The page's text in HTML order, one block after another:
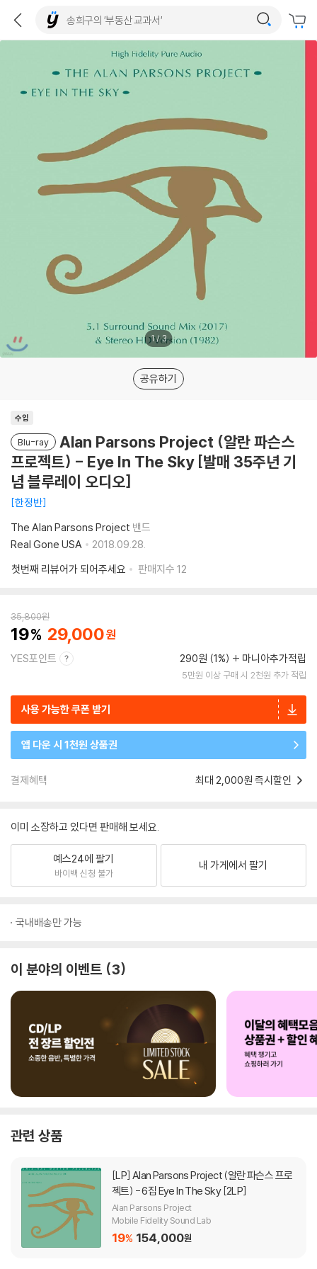
1/3
공유하기
수입
Blu-ray
Alan Parsons Project (알란 파슨스
프로젝트) - Eye In The Sky [발매 35주년 기
념 블루레이 오디오]
한정반
The Alan Parsons Project 밴드
Real Gone USA
2018.09.28.
첫번째 리뷰어가 되어주세요
판매지수 12
35,800원
19 29,000
YES포인트 290원 (1%) 마니아추가적립
5만원 이상 구매 시 2천원 추가 적립
사용 가능한 쿠폰 받기
앱 다운 시 1천원 상품권
결제혜택 최대 2,000원 즉시할인
이미 소장하고 있다면 판매해 보세요.
예스24에 팔기
바이백 신청 불가
내 가게에서 팔기
국내배송만 가능
이 분야의 이벤트 3
관련 상품
[LP]
젝트) - 6집 Eye In The Sky [2LP]
Alan Parsons Project
Mobile Fidelity Sound Lab
19% 154,000원